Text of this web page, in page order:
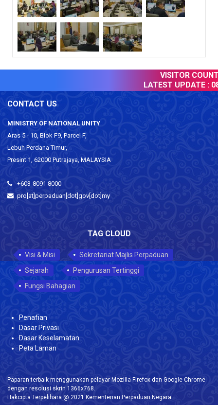
VISITOR
LATEST UPDATE :
CONTACT US
MINISTRY OF NATIONAL UNITY
Aras 5 - 10, Blok F9, Parcel F,
Lebuh Perdana Timur,
Presint 1, 62000 Putrajaya, MALAYSIA
+603-8091 8000
pro[at]perpaduan[dot]gov[dot]my
TAG CLOUD
Visi & Misi
Sekretariat Majlis Perpaduan
Sejarah
Pengurusan Tertinggi
Fungsi Bahagian
Penafian
Dasar Privasi
Dasar Keselamatan
Peta Laman
Paparan terbaik menggunakan pelayar Mozilla Firefox dan Google Chrome
dengan resolusi skrin 1366x768.
Hakcipta Terpelihara @ 2021 Kementerian Perpaduan Negara